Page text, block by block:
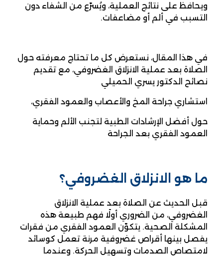
ويحافظ على نتائج العملية، ويُسرّع من الشفاء دون
التسبب في ألم أو مضاعفات.
في هذا المقال، نستعرض كل ما تحتاج معرفته حول
الصلاة بعد عملية الانزلاق الغضروفي، مع تقديم
نصائح الدكتور يسري الحميلي
استشاري جراحة المخ والأعصاب والعمود الفقري،
حول أفضل الإرشادات الطبية لتجنب الألم وحماية
العمود الفقري بعد الجراحة
ما هو الانزلاق الغضروفي؟
قبل الحديث عن الصلاة بعد عملية الانزلاق
الغضروفي، من الضروري أولًا فهم طبيعة هذه
المشكلة الصحية. يتكوّن العمود الفقري من فقرات
يفصل بينها أقراص غضروفية مرنة تعمل كوسائد
لامتصاص الصدمات وتسهيل الحركة. وعندما